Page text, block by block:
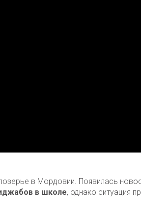
в Мордовии. Появилась
в школе, однако ситуация